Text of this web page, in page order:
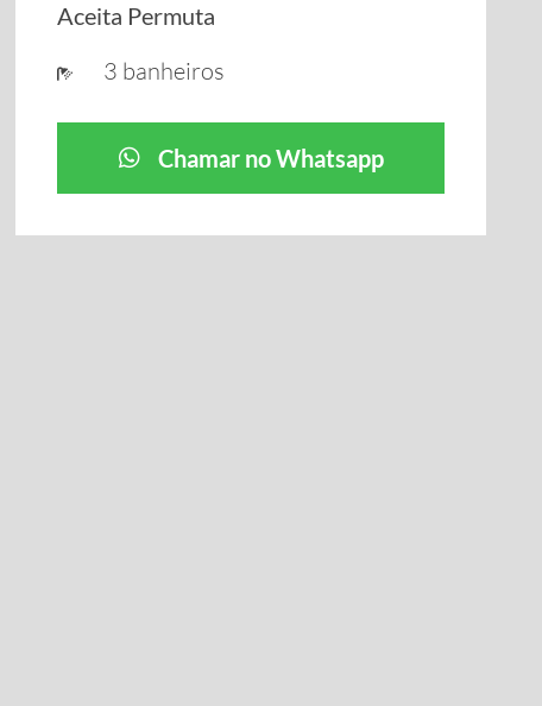
Aceita Permuta
3 banheiros
Chamar no Whatsapp